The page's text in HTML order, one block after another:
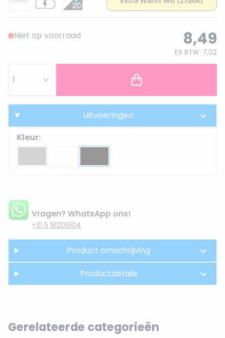
Niet op voorraad 8,49
EX BTW 7,02
Uitvoeringen:
Kleur:
Vragen? WhatsApp ons!
+31 5 91201904
Product omschrijving
Productdetails
Gerelateerde categorieën